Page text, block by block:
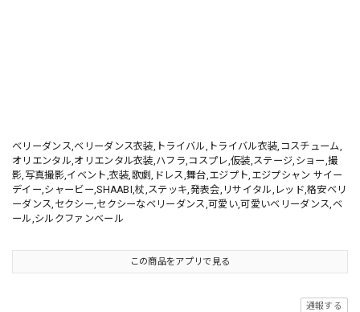
ベリーダンス,ベリーダンス衣装,トライバル,トライバル衣装,コスチューム,
オリエンタル,オリエンタル衣装,ハフラ,コスプレ,仮装,ステージ,ショー,撮
影,写真撮影,イベント,衣装,歌劇,ドレス,舞台,エジプト,エジプシャン サイー
デイー,シャービー,SHAABI,杖,ステッキ,発表会,リサイタル,レッド,格安ベリ
ーダンス,セクシー,セクシーなベリーダンス,可愛い,可愛いベリーダンス,ベ
ール,シルクファンベール
この商品をアプリで見る
通報する